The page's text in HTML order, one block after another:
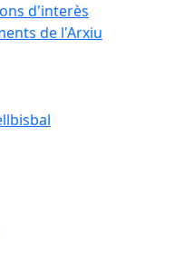
d'interès
de l'Arxiu